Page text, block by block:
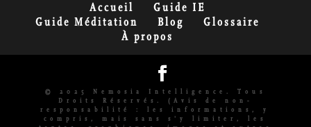
Accueil
Guide IE
Guide Méditation
Blog
Glossaire
À propos
© 2025 Nemosia Intelligence. Tous
Droits Réservés. (Avis de non-
responsabilité : les informations, y
compris, mais sans s'y limiter, les